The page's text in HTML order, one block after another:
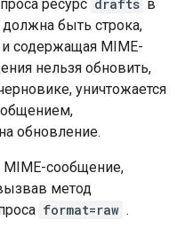
ресурс drafts в
должна быть строка,
содержащая MIME-
нельзя обновить,
уничтожается
обновление.
сообщение,
метод
format=raw .